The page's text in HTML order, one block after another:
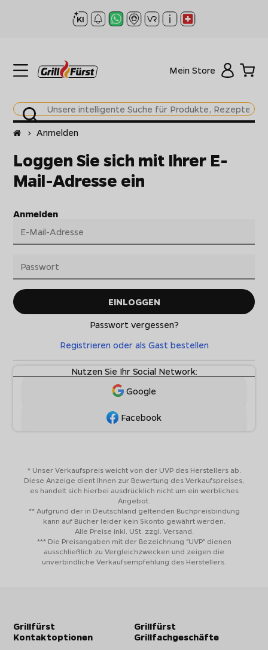
Mein Store
Startseite
> Anmelden
Loggen Sie sich mit Ihrer E-
Mail-Adresse ein
Anmelden
EINLOGGEN
Passwort vergessen?
Registrieren oder als Gast bestellen
Nutzen Sie Ihr Social Network:
Google
Facebook
* Unser Verkaufspreis weicht von der UVP des Herstellers ab.
Diese Anzeige dient Ihnen zur Bewertung des Verkaufspreises,
es handelt sich hierbei ausdrücklich nicht um ein werbliches
Angebot.
** Aufgrund der in Deutschland geltenden Buchpreisbindung
kann auf Bücher leider kein Skonto gewährt werden.
Alle Preise inkl. USt. zzgl. Versand.
*** Die Preisangaben mit der Bezeichnung "UVP" dienen
ausschließlich zu Vergleichzwecken und zeigen die
unverbindliche Verkaufsempfehlung des Herstellers.
Grillfürst
Kontaktoptionen
Grillfürst
Grillfachgeschäfte